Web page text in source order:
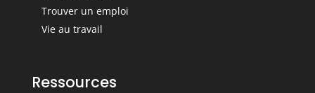
Trouver un emploi
Vie au travail
Ressources